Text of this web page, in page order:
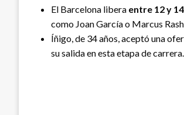
El Barcelona libera entre 12 y
como Joan García o Marcus
Íñigo, de 34 años, aceptó una
su salida en esta etapa de carrera.